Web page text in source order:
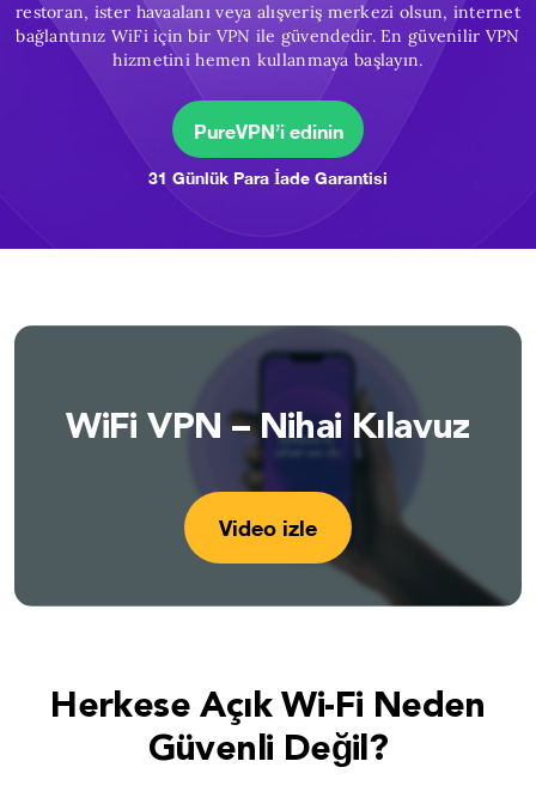
restoran, ister havaalanı veya alışveriş merkezi olsun, internet
bağlantınız WiFi için bir VPN ile güvendedir. En güvenilir VPN
hizmetini hemen kullanmaya başlayın.
PureVPN’i edinin
31 Günlük Para İade Garantisi
WiFi VPN – Nihai Kılavuz
Video izle
Herkese Açık Wi-Fi Neden
Güvenli Değil?